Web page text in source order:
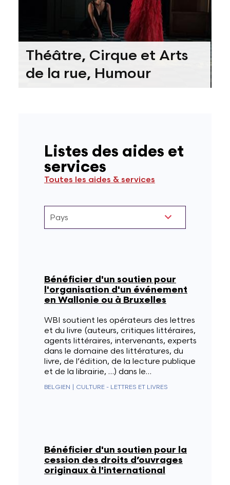
Théâtre, Cirque et Arts
de la rue, Humour
Listes des aides et
services
Toutes les aides & services
Bénéficier d'un soutien pour
l'organisation d'un événement
en Wallonie ou à Bruxelles
WBI soutient les opérateurs des lettres
et du livre (auteurs, critiques littéraires,
agents littéraires, intervenants, experts
dans le domaine des littératures, du
livre, de l’édition, de la lecture publique
et de la librairie, …) dans le…
BELGIEN | CULTURE - LETTRES ET LIVRES
Bénéficier d'un soutien pour la
cession des droits d’ouvrages
originaux à l'international